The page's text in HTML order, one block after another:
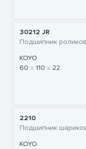
30212 JR
Подшипник
KOYO
60
110 22
2210
Подшипник
KOYO